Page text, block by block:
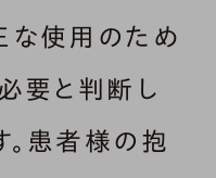
な使用のため
要と判断し
患者様の抱